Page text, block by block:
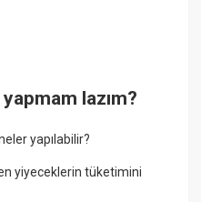
lazım?
yapılabilir?
yiyeceklerin tüketimini